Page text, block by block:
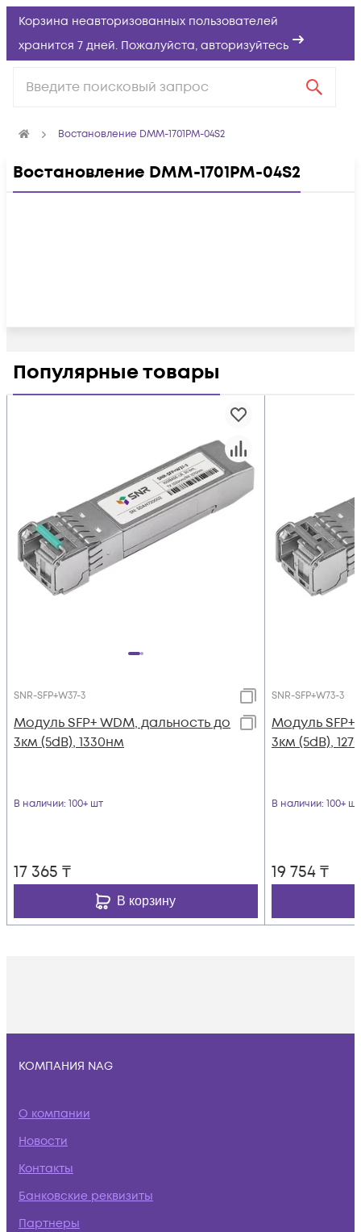
Корзина неавторизованных пользователей
хранится 7 дней. Пожалуйста, авторизуйтесь
Востановление DMM-1701PM-04S2
Востановление DMM-1701PM-04S2
Популярные товары
SNR-SFP+W37-3
Модуль SFP+ WDM, дальность до
3км (5dB), 1330нм
В наличии: 100+ шт
17 365 ₸
В корзину
SNR-SFP+W73-3
Модуль SFP+
3км (5dB),
В наличии: 100+ шт
19 754₸
КОМПАНИЯ NAG
О компании
Новости
Контакты
Банковские реквизиты
Партнеры